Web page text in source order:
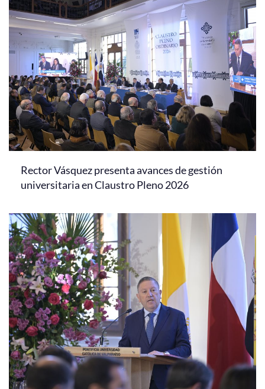
Rector Vásquez presenta avances de gestión
universitaria en Claustro Pleno 2026